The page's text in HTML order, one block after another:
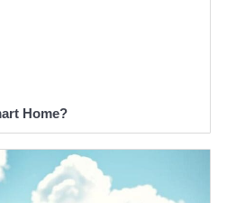
Home?